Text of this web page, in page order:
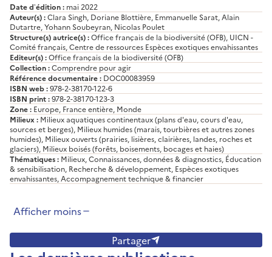
Date d’édition : mai 2022
Auteur(s) :Clara Singh, Doriane Blottière, Emmanuelle Sarat, Alain
Dutartre, Yohann Soubeyran, Nicolas Poulet
Structure(s) autrice(s) :Office français de la biodiversité (OFB), UICN -
Comité français, Centre de ressources Espèces exotiques envahissantes
Editeur(s) :Office français de la biodiversité (OFB)
Collection :Comprendre pour agir
Référence documentaire : DOC00083959
ISBN web :978-2-38170-122-6
ISBN print :978-2-38170-123-3
Zone : Europe, France entière, Monde
Milieux : Milieux aquatiques continentaux (plans d'eau, cours d'eau,
sources et berges), Milieux humides (marais, tourbières et autres zones
humides), Milieux ouverts (prairies, lisières, clairières, landes, roches et
glaciers), Milieux boisés (forêts, boisements, bocages et haies)
Thématiques : Milieux, Connaissances, données & diagnostics, Éducation
& sensibilisation, Recherche & développement, Espèces exotiques
envahissantes, Accompagnement technique & financier
Afficher moins
Partager